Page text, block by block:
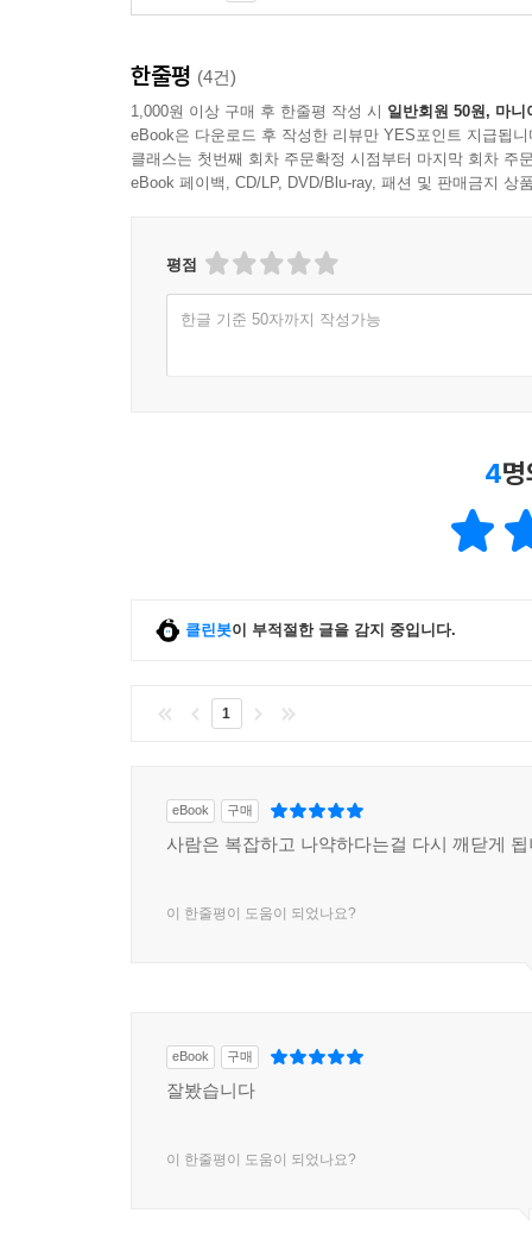
한줄평 (4건)
1,000원 이상 구매 후 한줄평 작성 시 일반회원 50원, 마니
eBook은 다운로드 후 작성한 리뷰만 YES포인트 지급됩니
클래스는 첫번째 회차 주문확정 시점부터 마지막 회차 주
eBook 페이백, CD/LP, DVD/Blu-ray, 패션 및 판매금지 상
평점
한글 기준 50자까지 작성가능
4
클린봇이 부적절한 글을 감지 중입니다.
1
eBook 구매
사람은 복잡하고 나약하다는걸 다시 깨닫게
이 한줄평이 도움이 되었나요?
eBook 구매
잘봤습니다
이 한줄평이 도움이 되었나요?